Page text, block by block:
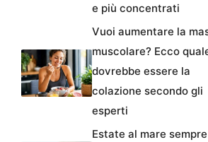
e più concentrati
Vuoi aumentare la
muscolare? Ecco
dovrebbe essere la
colazione secondo gli
esperti
Estate al mare